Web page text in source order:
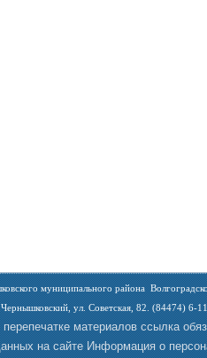
муниципального района
ул. Советская, 82. (84474) 6-
материалов ссылка
на сайте Информация о